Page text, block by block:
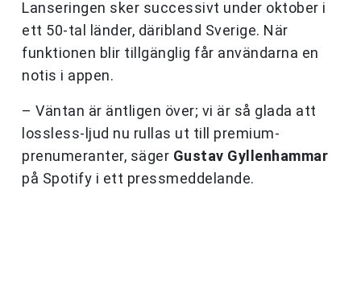
Lanseringen sker successivt under oktober i
ett 50-tal länder, däribland Sverige. När
funktionen blir tillgänglig får användarna en
notis i appen.
– Väntan är äntligen över; vi är så glada att
lossless-ljud nu rullas ut till premium-
prenumeranter, säger Gustav Gyllenhammar
på Spotify i ett pressmeddelande.